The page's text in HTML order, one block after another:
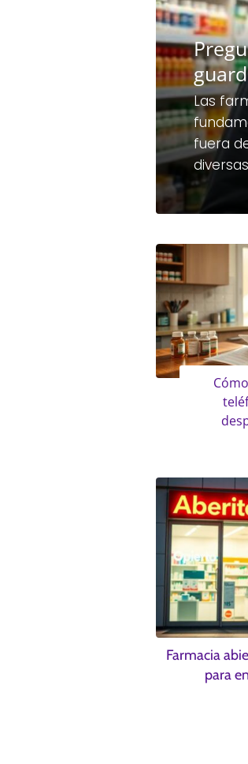
Las
fuera
Farmacia
para